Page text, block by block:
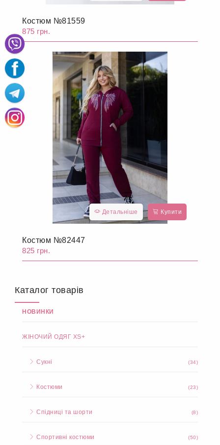
Костюм №81559
875 грн.
Детальніше Купити
Костюм №82447
825 грн.
Каталог товарів
НОВИНКИ
ЖІНОЧИЙ ОДЯГ XS+
Сукні (34)
Костюми (23)
Спідниці та шорти (8)
Спортивні костюми (50)